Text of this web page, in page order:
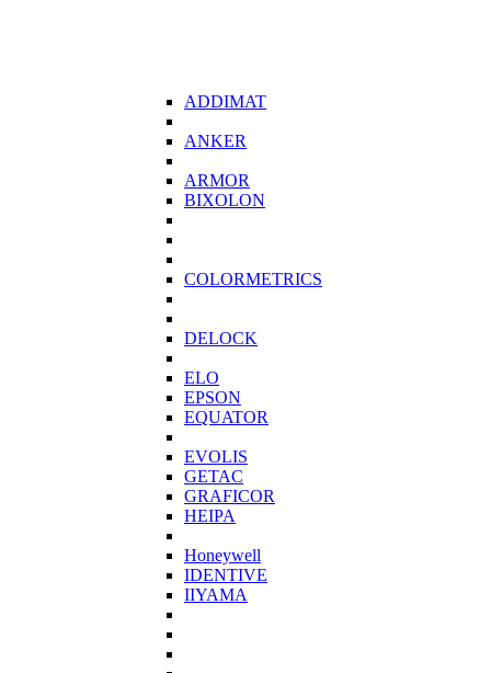
ADDIMAT
ANKER
ARMOR
BIXOLON
COLORMETRICS
DELOCK
ELO
EPSON
EQUATOR
EVOLIS
GETAC
GRAFICOR
HEIPA
Honeywell
IDENTIVE
IIYAMA